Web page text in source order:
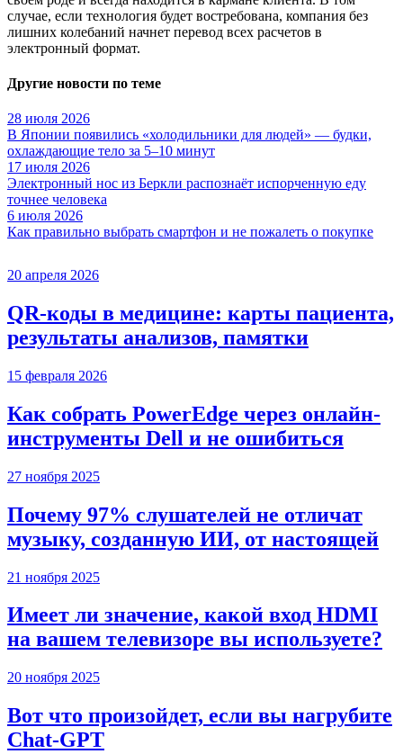
случае, если технология будет востребована, компания без
лишних колебаний начнет перевод всех расчетов в
электронный формат.
Другие новости по теме
28 июля 2026
В Японии появились «холодильники для людей» — будки,
охлаждающие тело за 5–10 минут
17 июля 2026
Электронный нос из Беркли распознаёт испорченную еду
точнее человека
6 июля 2026
Как правильно выбрать смартфон и не пожалеть о покупке
20 апреля 2026
QR-коды в медицине: карты пациента,
результаты анализов, памятки
15 февраля 2026
Как собрать PowerEdge через онлайн-
инструменты Dell и не ошибиться
27 ноября 2025
Почему 97% слушателей не отличат
музыку, созданную ИИ, от настоящей
21 ноября 2025
Имеет ли значение, какой вход HDMI
на вашем телевизоре вы используете?
20 ноября 2025
Вот что произойдет, если вы нагрубите
Chаt-GPT